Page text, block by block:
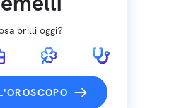
brilli oggi?